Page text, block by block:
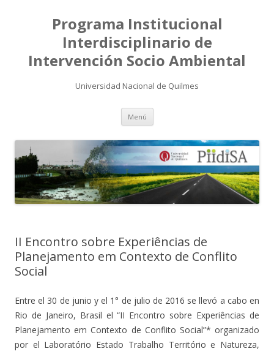
Programa Institucional
Interdisciplinario de
Intervención Socio Ambiental
Universidad Nacional de Quilmes
Menú Saltar
contenido
II Encontro sobre Experiências de
Planejamento em Contexto de Conflito
Social
Entre el 30 de junio y el 1° de julio de 2016 se llevó a cabo en
Rio de Janeiro, Brasil el “II Encontro sobre Experiências de
Planejamento em Contexto de Conflito Social”* organizado
por el Laboratório Estado Trabalho Território e Natureza,